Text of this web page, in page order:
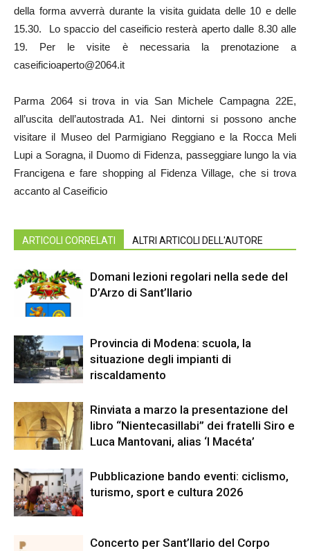
della forma avverrà durante la visita guidata delle 10 e delle
15.30. Lo spaccio del caseificio resterà aperto dalle 8.30 alle
19. Per le visite è necessaria la prenotazione a
caseificioaperto@2064.it
Parma 2064 si trova in via San Michele Campagna 22E,
all’uscita dell’autostrada A1. Nei dintorni si possono anche
visitare il Museo del Parmigiano Reggiano e la Rocca Meli
Lupi a Soragna, il Duomo di Fidenza, passeggiare lungo la via
Francigena e fare shopping al Fidenza Village, che si trova
accanto al Caseificio
ARTICOLI CORRELATI ALTRI ARTICOLI DELL'AUTORE
Domani lezioni regolari nella sede del
D’Arzo di Sant’Ilario
Provincia di Modena: scuola, la
situazione degli impianti di
riscaldamento
Rinviata a marzo la presentazione del
libro “Nientecasillabi” dei fratelli Siro e
Luca Mantovani, alias ‘I Macéta’
Pubblicazione bando eventi: ciclismo,
turismo, sport e cultura 2026
Concerto per Sant’Ilario del Corpo